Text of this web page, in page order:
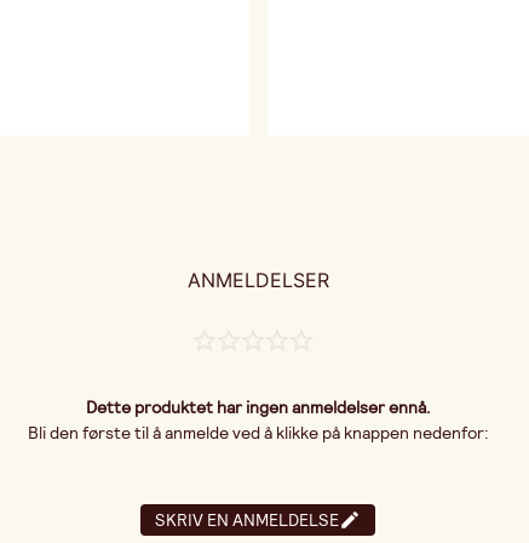
ANMELDELSER
Dette produktet har ingen anmeldelser ennå.
Bli den første til å anmelde ved å klikke på knappen nedenfor:
SKRIV EN ANMELDELSE